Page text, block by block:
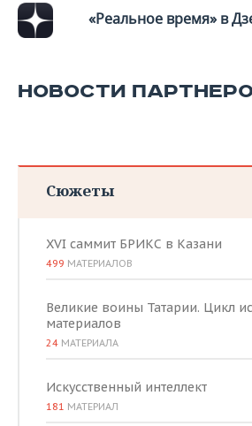
«Реальное время» в
НОВОСТИ
Сюжеты
XVI саммит БРИКС в Казани
499 МАТЕРИАЛОВ
Великие воины Татарии. Цикл
материалов
24 МАТЕРИАЛА
Искусственный интеллект
181 МАТЕРИАЛ